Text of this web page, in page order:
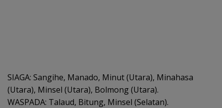
SIAGA: Sangihe, Manado, Minut (Utara), Minahasa
(Utara), Minsel (Utara), Bolmong (Utara).
WASPADA: Talaud, Bitung, Minsel (Selatan).